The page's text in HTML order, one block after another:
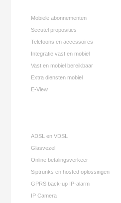
Mobiele abonnementen
Secutel proposities
Telefoons en accessoires
Integratie vast en mobiel
Vast en mobiel bereikbaar
Extra diensten mobiel
E-View
ADSL en VDSL
Glasvezel
Online betalingsverkeer
Siptrunks en hosted oplossingen
GPRS back-up IP-alarm
IP Camera